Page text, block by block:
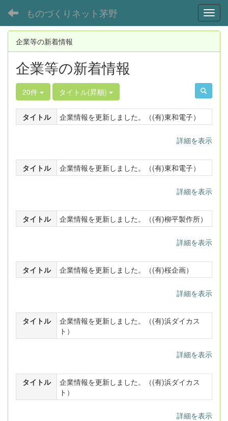
ものづくりネット茅野
企業等の新着情報
企業等の新着情報
20件 タイトル(昇順)
タイトル 企業情報を更新しました。（(有)東和電子）
詳細を表示
タイトル 企業情報を更新しました。（(有)東和電子）
詳細を表示
タイトル 企業情報を更新しました。（(有)柳平製作所）
詳細を表示
タイトル 企業情報を更新しました。（(有)桜企画）
詳細を表示
タイトル
企業情報を更新しました。（(有)浜ダイカス
ト）
詳細を表示
タイトル
企業情報を更新しました。（(有)浜ダイカス
ト）
詳細を表示